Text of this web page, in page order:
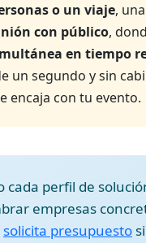
o un viaje,
con público,
en tiempo
un segundo y sin
encaja con tu evento.
cada perfil de
empresas
solicita presupuesto